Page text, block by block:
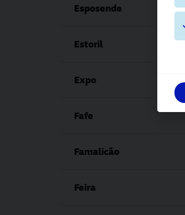
Esposende
Estoril
Expo
Fafe
Famalicão
Feira